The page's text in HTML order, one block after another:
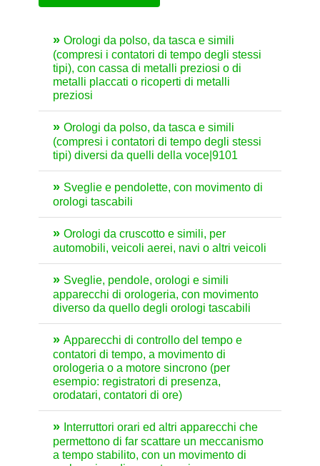
Orologi da polso, da tasca e simili
(compresi i contatori di tempo degli stessi
tipi), con cassa di metalli preziosi o di
metalli placcati o ricoperti di metalli
preziosi
Orologi da polso, da tasca e simili
(compresi i contatori di tempo degli stessi
tipi) diversi da quelli della voce|9101
Sveglie e pendolette, con movimento di
orologi tascabili
Orologi da cruscotto e simili, per
automobili, veicoli aerei, navi o altri veicoli
Sveglie, pendole, orologi e simili
apparecchi di orologeria, con movimento
diverso da quello degli orologi tascabili
Apparecchi di controllo del tempo e
contatori di tempo, a movimento di
orologeria o a motore sincrono (per
esempio: registratori di presenza,
orodatari, contatori di ore)
Interruttori orari ed altri apparecchi che
permettono di far scattare un meccanismo
a tempo stabilito, con un movimento di